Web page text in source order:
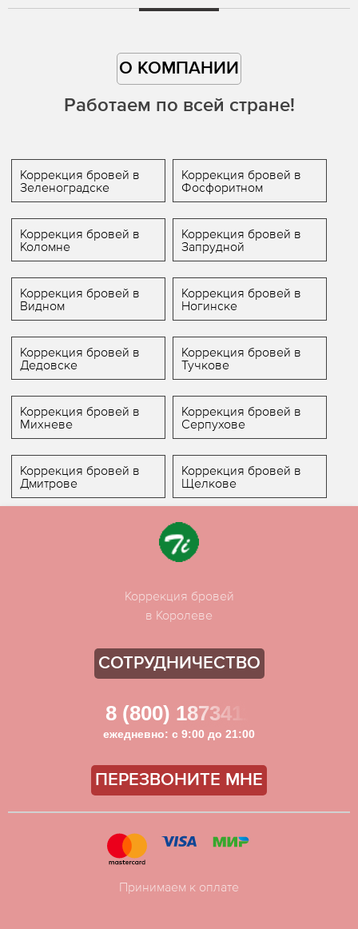
О КОМПАНИИ
Работаем по всей стране!
Коррекция бровей в
Зеленоградске
Коррекция бровей в
Фосфоритном
Коррекция бровей в
Коломне
Коррекция бровей в
Запрудной
Коррекция бровей в
Видном
Коррекция бровей в
Ногинске
Коррекция бровей в
Дедовске
Коррекция бровей в
Тучкове
Коррекция бровей в
Михневе
Коррекция бровей в
Серпухове
Коррекция бровей в
Дмитрове
Коррекция бровей в
Щелкове
Коррекция бровей
в Королеве
СОТРУДНИЧЕСТВО
8 (800) 1873411
ежедневно: с 9:00 до 21:00
ПЕРЕЗВОНИТЕ МНЕ
Принимаем к оплате